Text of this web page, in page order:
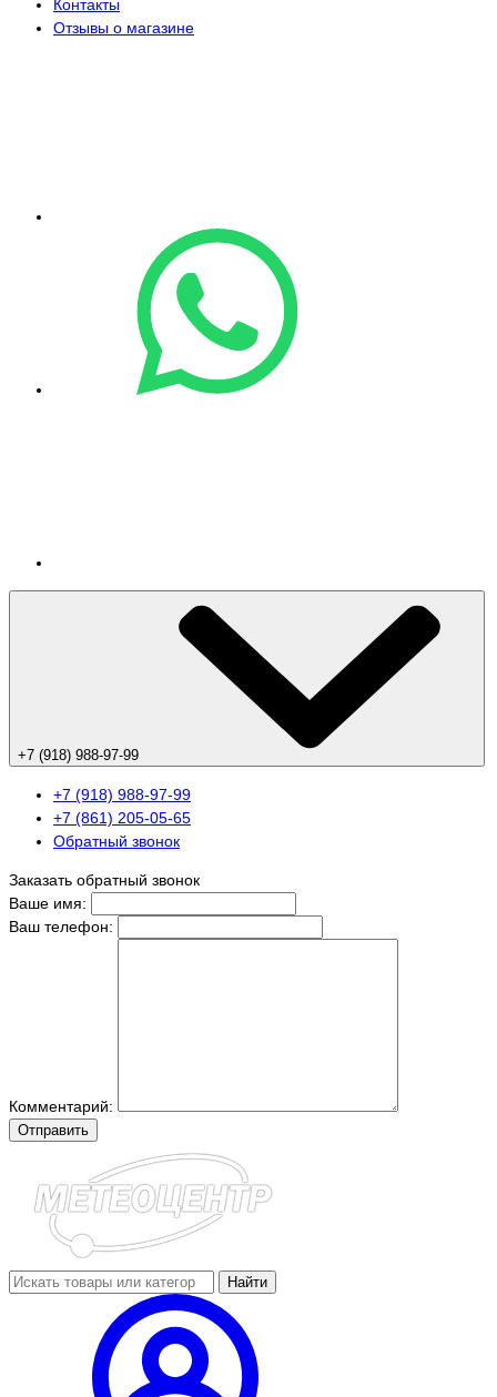
Контакты
Отзывы о магазине
+7 (918) 988-97-99
+7 (918) 988-97-99
+7 (861) 205-05-65
Обратный звонок
Заказать обратный звонок
Ваше имя:
Ваш телефон:
Комментарий:
Отправить
Найти